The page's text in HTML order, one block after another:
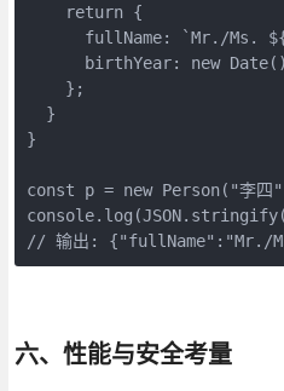
    return {
fullName: `Mr./Ms.
birthYear: new
    };
  }
}
const p = new Person("李
// 输出: {"fullName":"Mr./
六、性能与安全考量